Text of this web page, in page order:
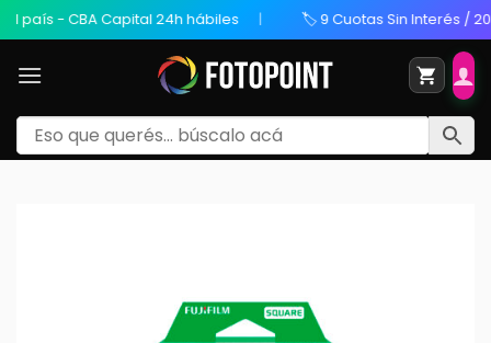
- CBA Capital 24h hábiles 🏷️ 9 Cuotas Sin Interés / 20%